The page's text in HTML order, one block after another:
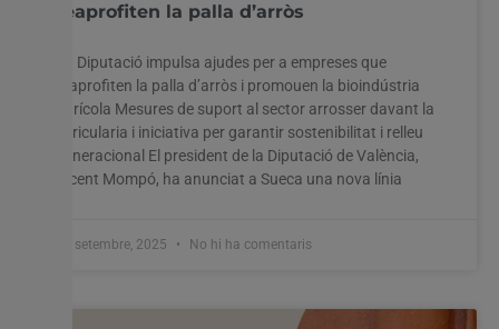
reaprofiten la palla d’arròs
La Diputació impulsa ajudes per a empreses que
reaprofiten la palla d’arròs i promouen la bioindústria
agrícola Mesures de suport al sector arrosser davant la
pyricularia i iniciativa per garantir sostenibilitat i relleu
generacional El president de la Diputació de València,
Vicent Mompó, ha anunciat a Sueca una nova línia
19 setembre, 2025 No hi ha comentaris